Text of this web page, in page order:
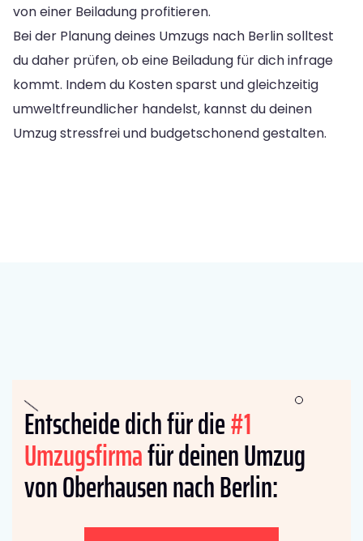
von einer Beiladung profitieren.
Bei der Planung deines Umzugs nach Berlin solltest
du daher prüfen, ob eine Beiladung für dich infrage
kommt. Indem du Kosten sparst und gleichzeitig
umweltfreundlicher handelst, kannst du deinen
Umzug stressfrei und budgetschonend gestalten.
Entscheide dich für die#1
Umzugsfirmafür deinen Umzug
von Oberhausen nach Berlin: